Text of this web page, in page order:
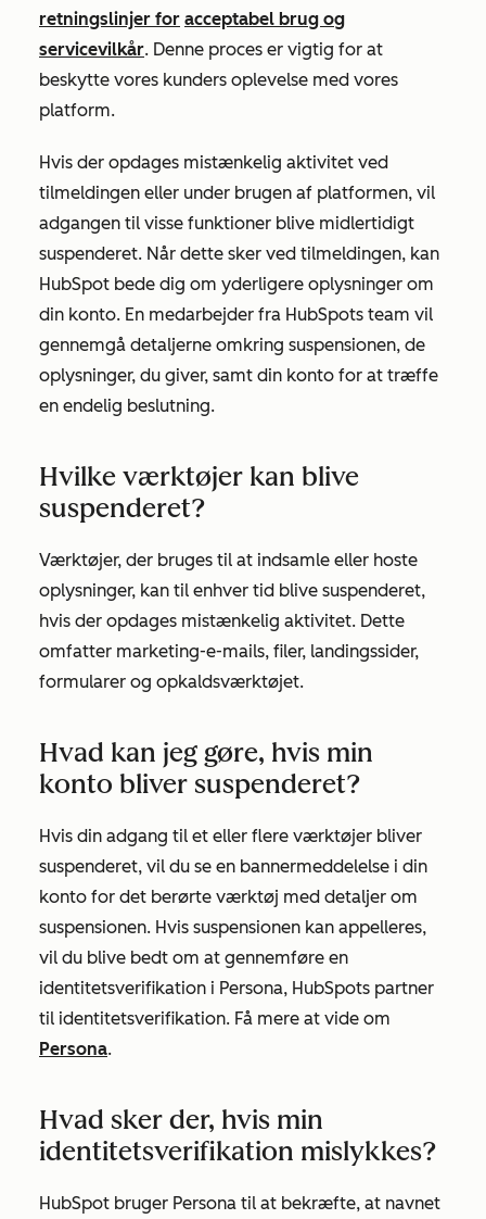
retningslinjer for acceptabel brug og
servicevilkår. Denne proces er vigtig for at
beskytte vores kunders oplevelse med vores
platform.
Hvis der opdages mistænkelig aktivitet ved
tilmeldingen eller under brugen af platformen, vil
adgangen til visse funktioner blive midlertidigt
suspenderet. Når dette sker ved tilmeldingen, kan
HubSpot bede dig om yderligere oplysninger om
din konto. En medarbejder fra HubSpots team vil
gennemgå detaljerne omkring suspensionen, de
oplysninger, du giver, samt din konto for at træffe
en endelig beslutning.
Hvilke værktøjer kan blive
suspenderet?
Værktøjer, der bruges til at indsamle eller hoste
oplysninger, kan til enhver tid blive suspenderet,
hvis der opdages mistænkelig aktivitet. Dette
omfatter marketing-e-mails, filer, landingssider,
formularer og opkaldsværktøjet.
Hvad kan jeg gøre, hvis min
konto bliver suspenderet?
Hvis din adgang til et eller flere værktøjer bliver
suspenderet, vil du se en bannermeddelelse i din
konto for det berørte værktøj med detaljer om
suspensionen. Hvis suspensionen kan appelleres,
vil du blive bedt om at gennemføre en
identitetsverifikation i Persona, HubSpots partner
til identitetsverifikation. Få mere at vide om
Persona.
Hvad sker der, hvis min
identitetsverifikation mislykkes?
HubSpot bruger Persona til at bekræfte, at navnet